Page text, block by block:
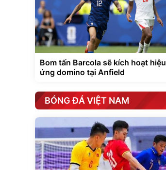
Bom tấn Barcola sẽ kích hoạt hiệu
ứng domino tại Anfield
BÓNG ĐÁ VIỆT NAM